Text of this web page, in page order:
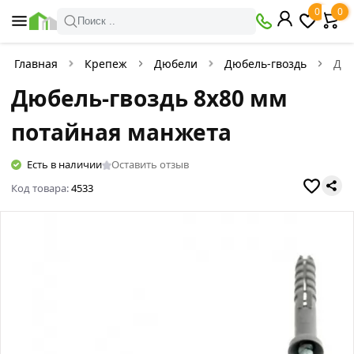
Поиск ..
0 0
Главная Крепеж Дюбели Дюбель-гвоздь
Дюбель-гвоздь 8х80 мм
потайная манжета
Есть в наличии
Оставить отзыв
Код товара:4533